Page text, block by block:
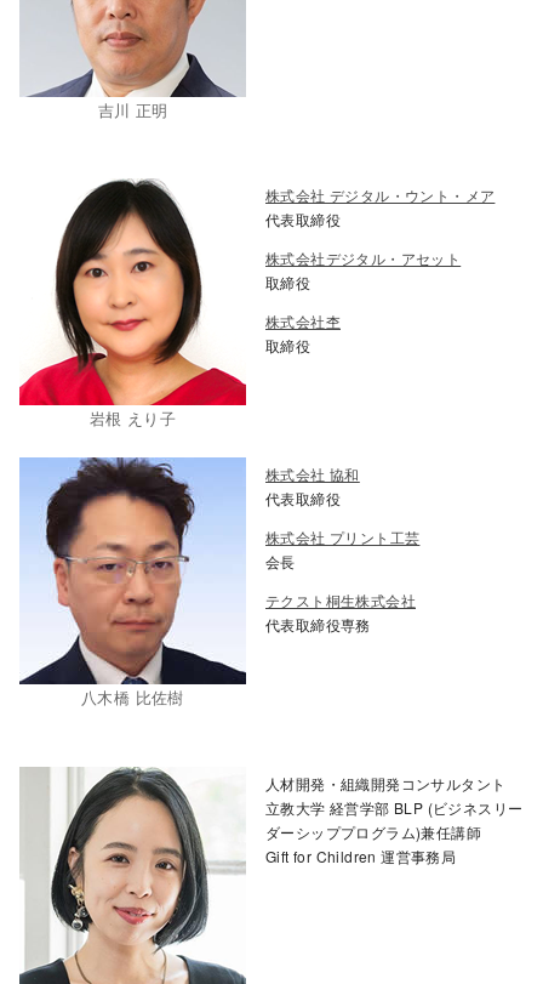
吉川 正明
岩根 えり子
株式会社 デジタル・ウント・メア
代表取締役
株式会社デジタル・アセット
取締役
株式会社杢
取締役
八木橋 比佐樹
株式会社 協和
代表取締役
株式会社 プリント工芸
会長
テクスト桐生株式会社
代表取締役専務
人材開発・組織開発コンサルタント
立教大学 経営学部 BLP (ビジネスリー
ダーシッププログラム)兼任講師
Gift for Children 運営事務局